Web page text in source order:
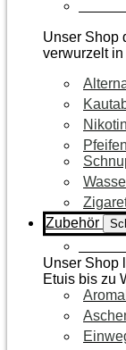
Unser Shop
verwurzelt
Zubehör
Unser Shop
Etuis bis zu